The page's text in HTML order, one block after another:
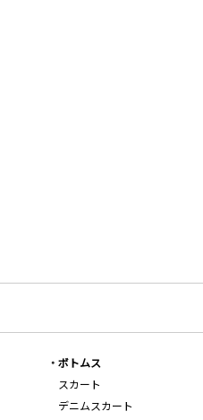
ボトムス
スカート
デニムスカート